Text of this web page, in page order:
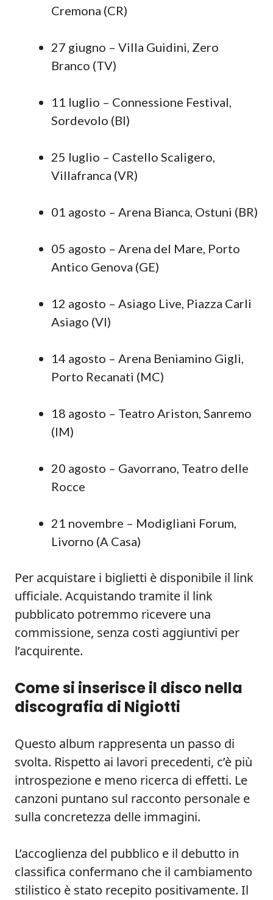
Cremona (CR)
27 giugno – Villa Guidini, Zero
Branco (TV)
11 luglio – Connessione Festival,
Sordevolo (BI)
25 luglio – Castello Scaligero,
Villafranca (VR)
01 agosto – Arena Bianca, Ostuni (BR)
05 agosto – Arena del Mare, Porto
Antico Genova (GE)
12 agosto – Asiago Live, Piazza Carli
Asiago (VI)
14 agosto – Arena Beniamino Gigli,
Porto Recanati (MC)
18 agosto – Teatro Ariston, Sanremo
(IM)
20 agosto – Gavorrano, Teatro delle
Rocce
21 novembre – Modigliani Forum,
Livorno (A Casa)
Per acquistare i biglietti è disponibile il link
ufficiale. Acquistando tramite il link
pubblicato potremmo ricevere una
commissione, senza costi aggiuntivi per
l’acquirente.
Come si inserisce il disco nella
discografia di Nigiotti
Questo album rappresenta un passo di
svolta. Rispetto ai lavori precedenti, c’è più
introspezione e meno ricerca di effetti. Le
canzoni puntano sul racconto personale e
sulla concretezza delle immagini.
L’accoglienza del pubblico e il debutto in
classifica confermano che il cambiamento
stilistico è stato recepito positivamente. Il